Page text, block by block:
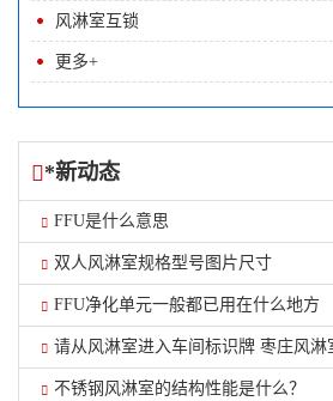
风淋室互锁
更多+
*新动态
FFU是什么意思
双人风淋室规格型号图片尺寸
FFU净化单元一般都已用在什么地方
请从风淋室进入车间标识牌 枣庄风淋
不锈钢风淋室的结构性能是什么？